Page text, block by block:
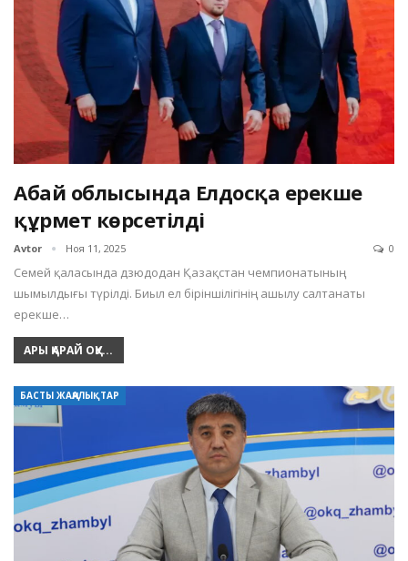
Абай облысында Елдосқа ерекше
құрмет көрсетілді
Avtor Ноя 11, 2025 0
Семей қаласында дзюдодан Қазақстан чемпионатының
шымылдығы түрілді. Биыл ел біріншілігінің ашылу салтанаты
ерекше…
АРЫ ҚАРАЙ ОҚУ...
БАСТЫ ЖАҢАЛЫҚТАР